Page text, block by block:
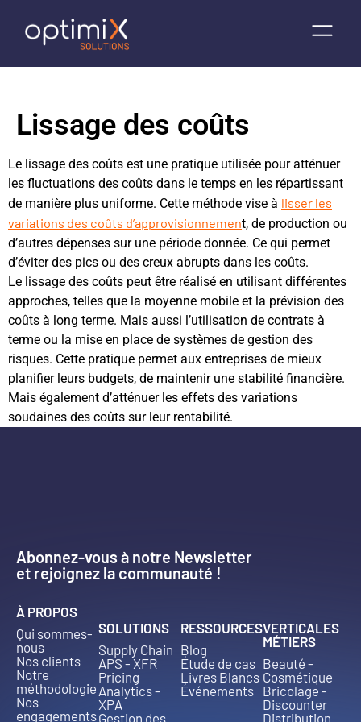
Lissage des coûts
Le lissage des coûts est une pratique utilisée pour atténuer
les fluctuations des coûts dans le temps en les répartissant
de manière plus uniforme. Cette méthode vise à lisser les
variations des coûts d’approvisionnement, de production ou
d’autres dépenses sur une période donnée. Ce qui permet
d’éviter des pics ou des creux abrupts dans les coûts.
Le lissage des coûts peut être réalisé en utilisant différentes
approches, telles que la moyenne mobile et la prévision des
coûts à long terme. Mais aussi l’utilisation de contrats à
terme ou la mise en place de systèmes de gestion des
risques. Cette pratique permet aux entreprises de mieux
planifier leurs budgets, de maintenir une stabilité financière.
Mais également d’atténuer les effets des variations
soudaines des coûts sur leur rentabilité.
Abonnez-vous à notre Newsletter
et rejoignez la communauté !
À PROPOS
Qui sommes-
nous
Nos clients
Notre
méthodologie
Nos
engagements
SOLUTIONS
Supply Chain
APS - XFR
Pricing
Analytics -
XPA
Gestion des
RESSOURCES
Blog
Étude de cas
Livres Blancs
Événements
VERTICALES
MÉTIERS
Beauté -
Cosmétique
Bricolage -
Discounter
Distribution